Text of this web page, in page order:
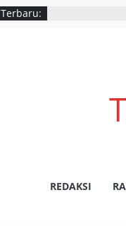
Terbaru:
REDAKSI